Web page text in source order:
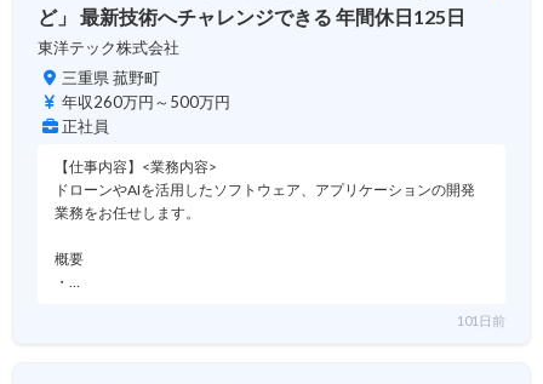
ど」 最新技術へチャレンジできる 年間休日125日
東洋テック株式会社
三重県 菰野町
年収260万円～500万円
正社員
【仕事内容】<業務内容>
ドローンやAIを活用したソフトウェア、アプリケーションの開発
業務をお任せします。
概要
・…
101日前